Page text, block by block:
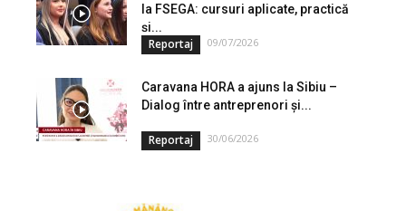
la FSEGA: cursuri aplicate, practică
și...
Reportaj 09/07/2026
Caravana HORA a ajuns la Sibiu –
Dialog între antreprenori și...
Reportaj 30/06/2026